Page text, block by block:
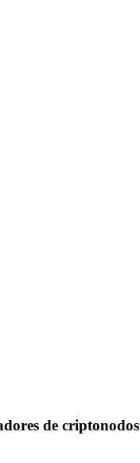
de criptonodos